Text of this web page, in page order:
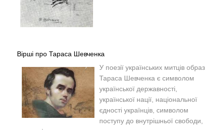
Вірші про Тараса Шевченка
У поезії українських митців образ
Тараса Шевченка є символом
української державності,
української нації, національної
єдності українців, символом
поступу до внутрішньої свободи,